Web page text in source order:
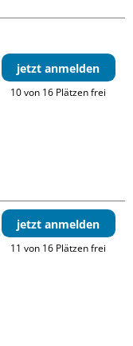
jetzt anmelden
10 von 16 Plätzen frei
jetzt anmelden
11 von 16 Plätzen frei